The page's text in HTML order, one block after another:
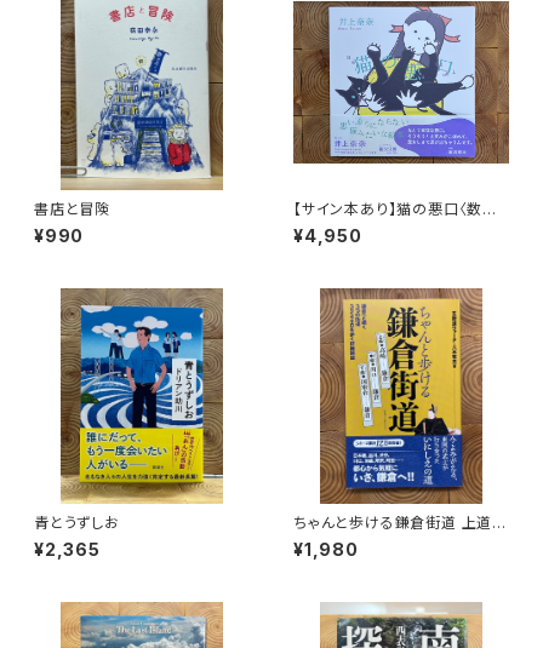
書店と冒険
¥990
【サイン本あり】猫の悪口〈数量
限定・オリジナルトート付き〉
¥4,950
青とうずしお
¥2,365
ちゃんと歩ける鎌倉街道 上道・
中道・下道
¥1,980